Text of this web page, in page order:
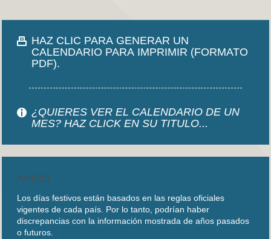
HAZ CLIC PARA GENERAR UN
CALENDARIO PARA IMPRIMIR (FORMATO
PDF).
¿QUIERES VER EL CALENDARIO DE UN
MES? HAZ CLICK EN SU TITULO...
AVISO
Los días festivos están basados en las reglas oficiales
vigentes de cada país. Por lo tanto, podrían haber
discrepancias con la información mostrada de años pasados
o futuros.